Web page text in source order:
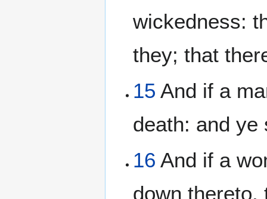
wickedness:
they; that
15 And if a
death: and ye
16 And if a
down thereto,